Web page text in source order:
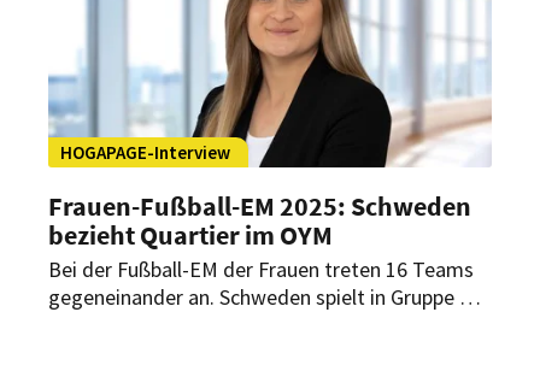
deutschen Frauen-Fußballnationalmannschaft
viele Annehmlichkeiten, wie General Manager
Markus Rapatz im exklusiven Interview mit
HOGAPAGE verrät.
HOGAPAGE-Interview
Frauen-Fußball-EM 2025: Schweden
bezieht Quartier im OYM
Bei der Fußball-EM der Frauen treten 16 Teams
gegeneinander an. Schweden spielt in Gruppe C